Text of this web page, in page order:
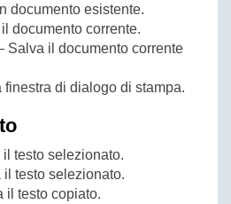
documento esistente.
documento corrente.
Salva il documento corrente
di dialogo di stampa.
testo selezionato.
testo selezionato.
testo copiato.